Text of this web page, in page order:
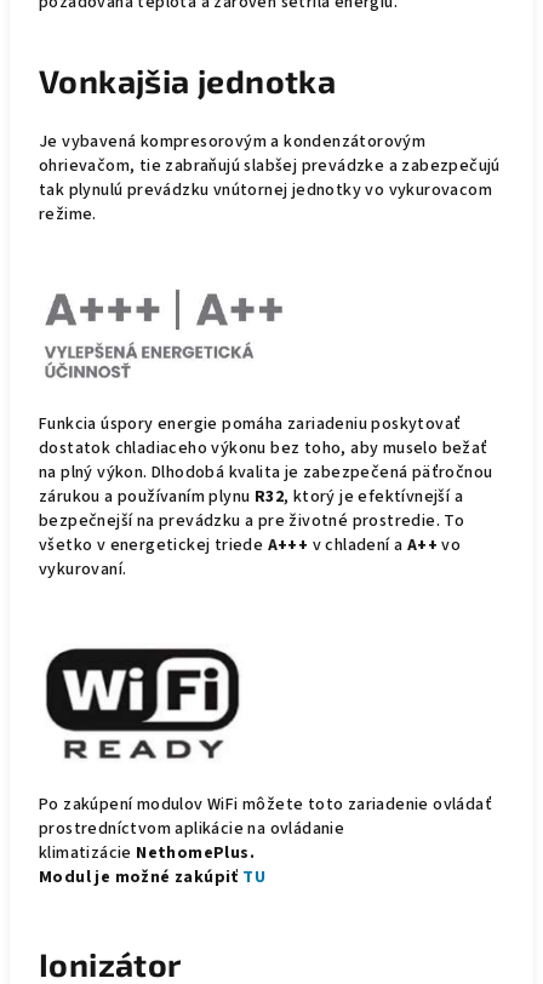
Vonkajšia jednotka
Je vybavená kompresorovým a kondenzátorovým
ohrievačom, tie zabraňujú slabšej prevádzke a zabezpečujú
tak plynulú prevádzku vnútornej jednotky vo vykurovacom
režime.
Funkcia úspory energie pomáha zariadeniu poskytovať
dostatok chladiaceho výkonu bez toho, aby muselo bežať
na plný výkon. Dlhodobá kvalita je zabezpečená päťročnou
zárukou a používaním plynu R32, ktorý je efektívnejší a
bezpečnejší na prevádzku a pre životné prostredie. To
všetko v energetickej triede A+++ v chladení a A++ vo
vykurovaní.
Po zakúpení modulov WiFi môžete toto zariadenie ovládať
prostredníctvom aplikácie na ovládanie
klimatizácie NethomePlus.
Modul je možné zakúpiť TU
Ionizátor